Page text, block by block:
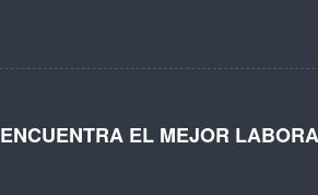
ENCUENTRA EL MEJOR